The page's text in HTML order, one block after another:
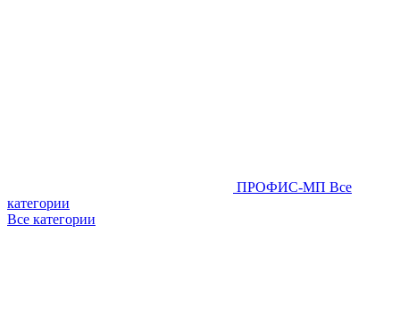
ПРОФИС-МП Все
категории
Все категории